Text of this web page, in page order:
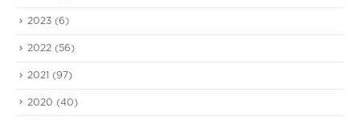
2023 (6)
2022 (56)
2021 (97)
2020 (40)